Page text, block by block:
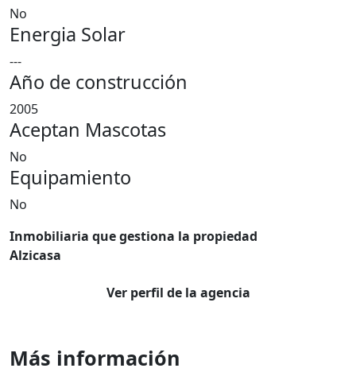
No
Energia Solar
---
Año de construcción
2005
Aceptan Mascotas
No
Equipamiento
No
Inmobiliaria que gestiona la propiedad
Alzicasa
Ver perfil de la agencia
Más información